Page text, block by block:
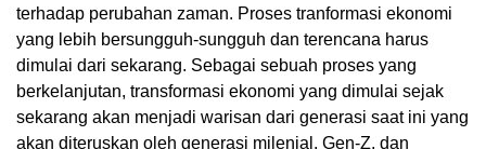
terhadap perubahan zaman. Proses tranformasi ekonomi
yang lebih bersungguh-sungguh dan terencana harus
dimulai dari sekarang. Sebagai sebuah proses yang
berkelanjutan, transformasi ekonomi yang dimulai sejak
sekarang akan menjadi warisan dari generasi saat ini yang
akan diteruskan oleh generasi milenial, Gen-Z, dan